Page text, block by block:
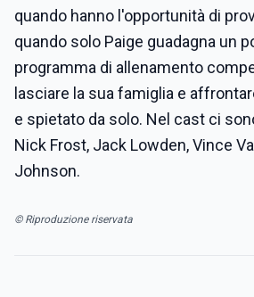
quando hanno l'opportunità di
quando solo Paige guadagna un
programma di allenamento
lasciare la sua famiglia e
e spietato da solo. Nel cast ci
Nick Frost, Jack Lowden, Vince
Johnson.
© Riproduzione riservata